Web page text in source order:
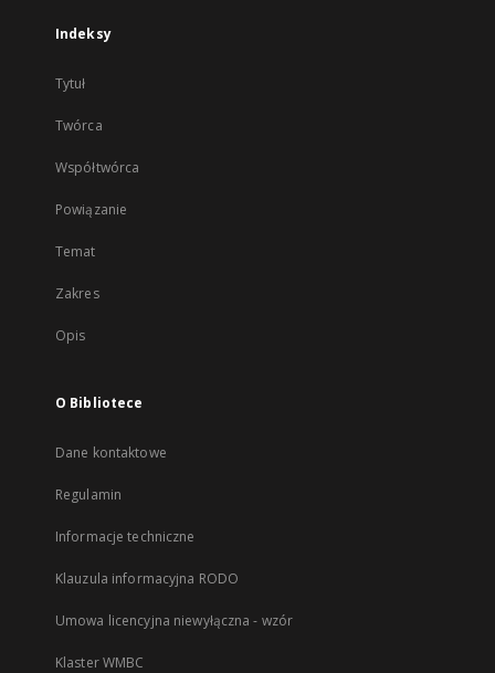
Indeksy
Tytuł
Twórca
Współtwórca
Powiązanie
Temat
Zakres
Opis
O Bibliotece
Dane kontaktowe
Regulamin
Informacje techniczne
Klauzula informacyjna RODO
Umowa licencyjna niewyłączna - wzór
Klaster WMBC